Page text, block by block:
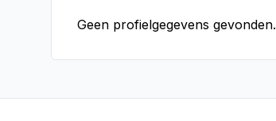
Geen profielgegevens gevonden.